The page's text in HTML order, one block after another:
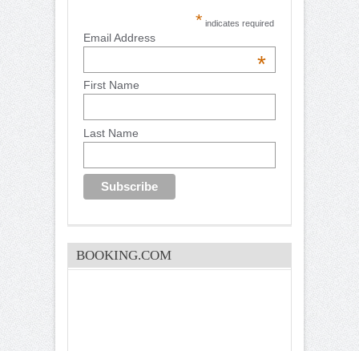
* indicates required
Email Address
*
First Name
Last Name
BOOKING.COM